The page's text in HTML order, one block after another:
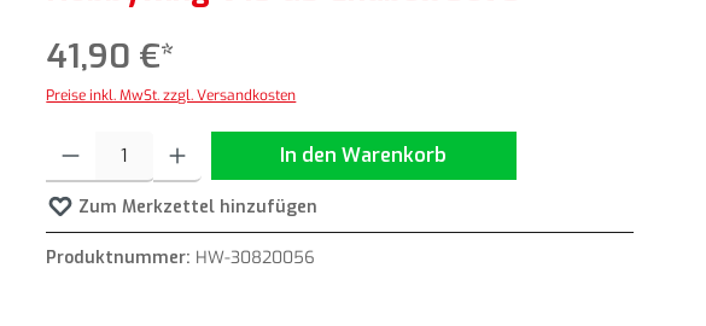
41,90 €*
Preise inkl. MwSt. zzgl. Versandkosten
In den Warenkorb
Zum Merkzettel hinzufügen
Produktnummer: HW-30820056